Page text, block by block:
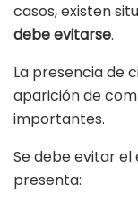
casos, existen
debe evitarse.
La presencia de
aparición de
importantes.
Se debe evitar
presenta: